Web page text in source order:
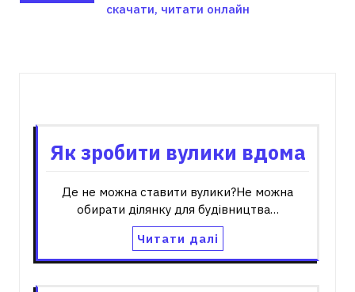
скачати, читати онлайн
Як зробити вулики вдома
Де не можна ставити вулики?Не можна
обирати ділянку для будівництва…
Читати далі